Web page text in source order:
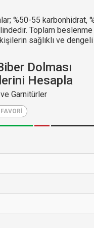
%50-55 karbonhidrat,
Toplam
sağlıklı ve
Dolması
Hesapla
Garnitürler
FAVORİ